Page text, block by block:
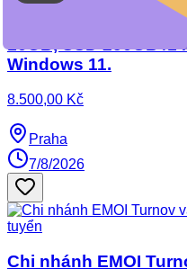
✅ Dell Latitude 7430
16GB, SSD 256GB /
Windows 11.
8.500,00 Kč
Praha
7/8/2026
Chi nhánh EMOI